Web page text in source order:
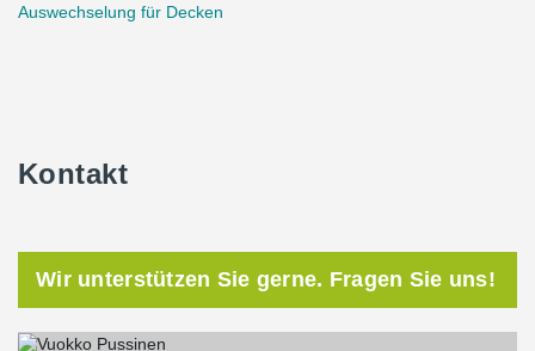
Auswechselung für Decken
Kontakt
Wir unterstützen Sie gerne. Fragen Sie uns!